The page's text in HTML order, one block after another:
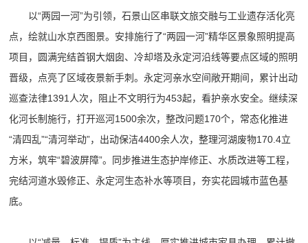
以“两园一河”为引领，石景山区串联文旅交融与工业遗存活化亮
点，绘就山水京西图景。安排施行了“两园一河”精华区景象照明提高
项目，圆满完结首钢大烟囱、冷却塔及永定河沿线等要点区域的照明
晋级，点亮了区域夜景新手刺。永定河亲水空间敞开期间，累计出动
巡查法律1391人次，阻止不文明行为453起，看护亲水安全。继续深
化河长制施行，打开巡河1500余次，整改问题170个，常态化推进
“清四乱”“清河举动”，出动保洁4400余人次，整理河湖废物170.4立
方米，筑牢“碧波屏障”。同步推进生态护岸修正、水质改进等工程，
完结河道水毁修正、永定河生态补水等项目，夯实花园城市蓝色基
底。